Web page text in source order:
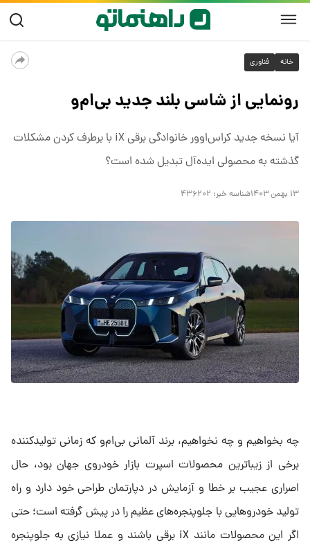
خانه فناوری
رونمایی از شاسی بلند جدید بی‌ام‌و
آیا نسخه جدید کراس‌اوور خانوادگی برقی iX با برطرف کردن مشکلات
گذشته به محصولی ایده‌آل تبدیل شده است؟
۱۳ بهمن ۱۴۰۳ شناسه خبر: ۴۳۶۲۰۲
چه بخواهیم و چه نخواهیم، برند آلمانی بی‌ام‌و که زمانی تولیدکننده
برخی از زیباترین محصولات اسپرت بازار خودروی جهان بود، حال
اصراری عجیب بر خطا و آزمایش در دپارتمان طراحی خود دارد و راه
تولید خودروهایی با جلوپنجره‌های عظیم را در پیش گرفته است؛ حتی
اگر این محصولات مانند iX برقی باشند و عملا نیازی به جلوپنجره